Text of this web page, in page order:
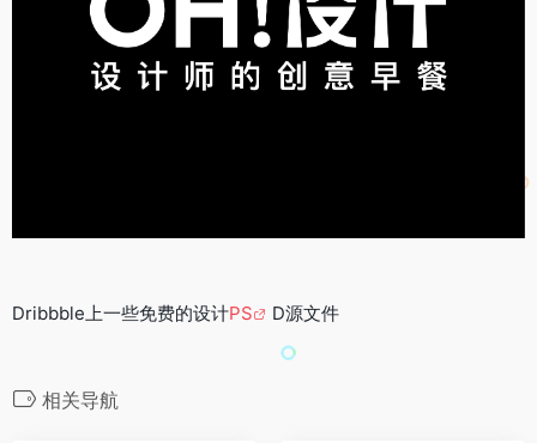
Dribbble上一些免费的设计PS D源文件
相关导航